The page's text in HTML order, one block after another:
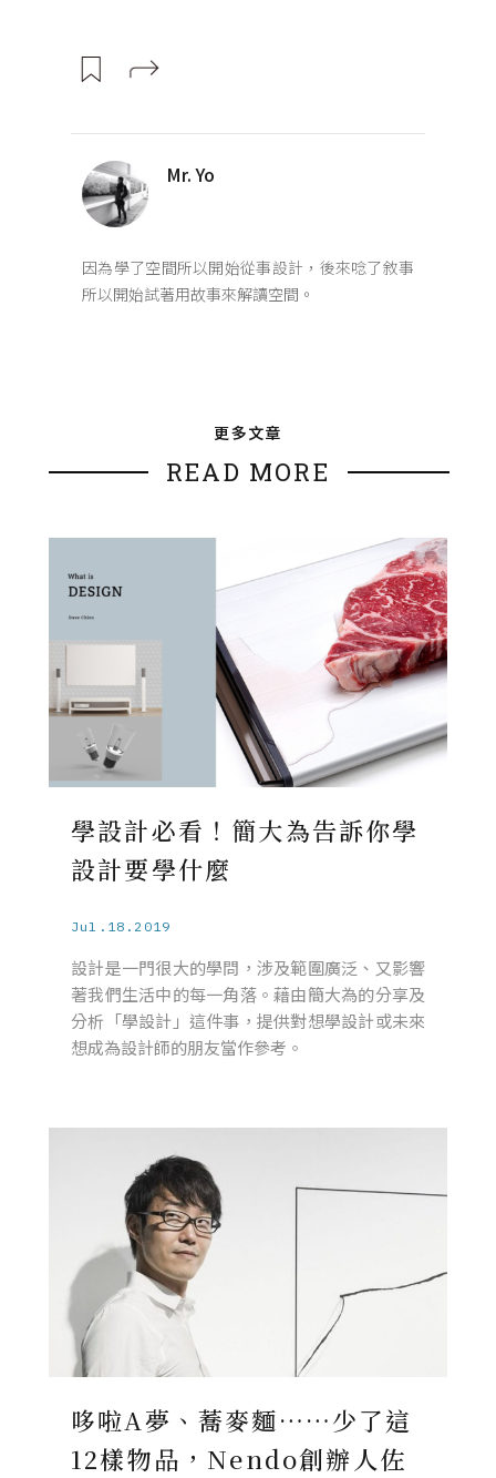
Mr. Yo
因為學了空間所以開始從事設計，後來唸了敘事
所以開始試著用故事來解讀空間。
更多文章
READ MORE
學設計必看！簡大為告訴你學
設計要學什麼
Jul.18.2019
設計是一門很大的學問，涉及範圍廣泛、又影響
著我們生活中的每一角落。藉由簡大為的分享及
分析「學設計」這件事，提供對想學設計或未來
想成為設計師的朋友當作參考。
哆啦A夢、蕎麥麵……少了這
12樣物品，Nendo創辦人佐